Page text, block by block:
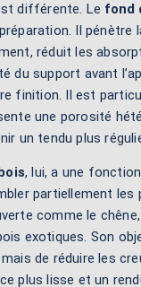
différente. Le fond
Il pénètre
réduit les
du support avant
finition. Il est
une porosité
un tendu plus
, lui, a une
partiellement les
comme le
exotiques. Son
de réduire les
plus lisse et un